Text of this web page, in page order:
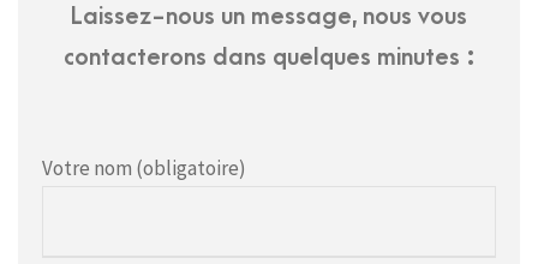
Laissez-nous un message, nous vous
contacterons dans quelques minutes :
Votre nom (obligatoire)